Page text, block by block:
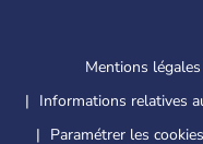
Mentions légales
Informations relatives
Paramétrer les cookies